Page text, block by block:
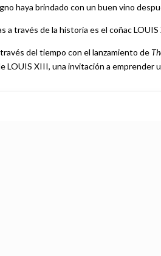
haya brindado con un buen vino
a través de la historia es el coñac
del tiempo con el lanzamiento de
LOUIS XIII, una invitación a emprender